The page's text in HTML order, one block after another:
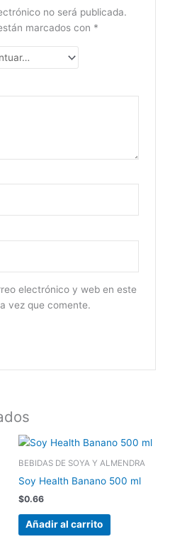
no será publicada.
marcados con *
electrónico y web en este
vez que comente.
BEBIDAS DE SOYA Y ALMENDRA
Soy Health Banano 500 ml
$0.66
Añadir al carrito